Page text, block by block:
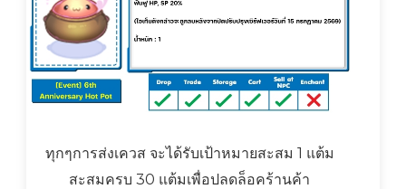
ทุกๆการส่งเควส จะได้รับเป้าหมายสะสม 1 แต้ม
สะสมครบ 30 แต้มเพื่อปลดล็อคร้านค้า